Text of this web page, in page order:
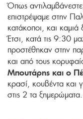
Όπως
επιστρέψαμε στην
κατάκοποι, και
Έτσι, κατά τις 9:30
προστέθηκαν στην
και από τους
Μπουτάρης και ο
κρασί, κουβέντα και
στις 2 τα ξημερώματα.